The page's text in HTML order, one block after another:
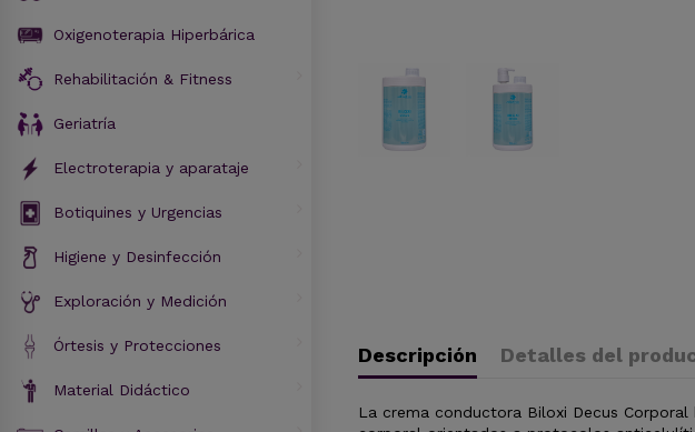
Oxigenoterapia Hiperbárica
Rehabilitación & Fitness
Geriatría
Electroterapia y aparataje
Botiquines y Urgencias
Higiene y Desinfección
Exploración y Medición
Órtesis y Protecciones
Material Didáctico
Descripción Detalles del
La crema conductora Biloxi Decus